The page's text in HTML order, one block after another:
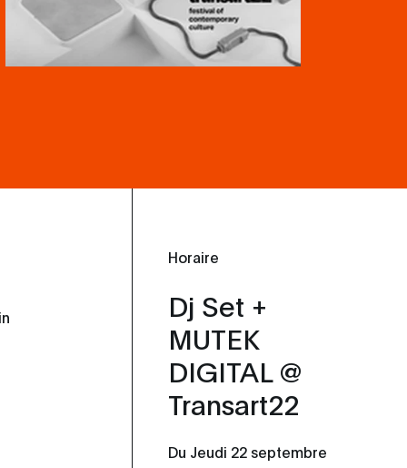
Horaire
Dj Set +
MUTEK
DIGITAL @
Transart22
Du Jeudi 22 septembre